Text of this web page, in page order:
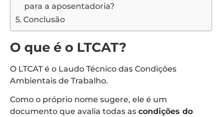
para a aposentadoria?
Conclusão
O que é o LTCAT?
O LTCAT é o Laudo Técnico das Condições
Ambientais de Trabalho.
Como o próprio nome sugere, ele é um
documento que avalia todas as condições do